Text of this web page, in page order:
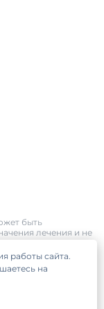
быть
лечения и не
не являются
характер.
работы сайта.
на